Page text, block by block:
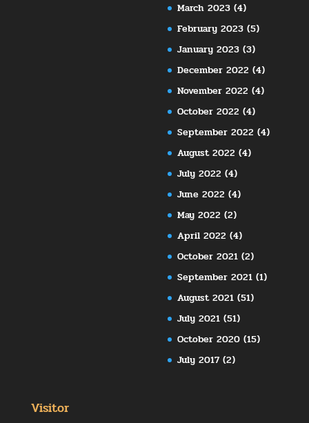
March 2023 (4)
February 2023 (5)
January 2023 (3)
December 2022 (4)
November 2022 (4)
October 2022 (4)
September 2022 (4)
August 2022 (4)
July 2022 (4)
June 2022 (4)
May 2022 (2)
April 2022 (4)
October 2021 (2)
September 2021 (1)
August 2021 (51)
July 2021 (51)
October 2020 (15)
July 2017 (2)
Visitor